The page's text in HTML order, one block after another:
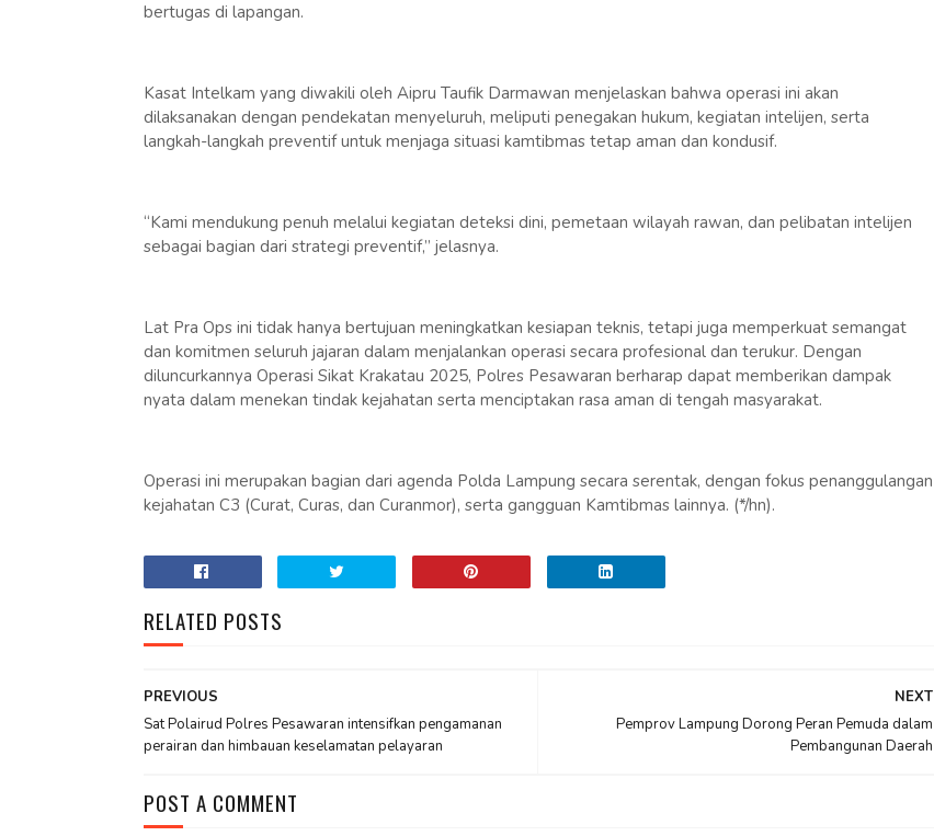
bertugas di lapangan.
Kasat Intelkam yang diwakili oleh Aipru Taufik Darmawan menjelaskan bahwa operasi ini akan
dilaksanakan dengan pendekatan menyeluruh, meliputi penegakan hukum, kegiatan intelijen, serta
langkah-langkah preventif untuk menjaga situasi kamtibmas tetap aman dan kondusif.
“Kami mendukung penuh melalui kegiatan deteksi dini, pemetaan wilayah rawan, dan pelibatan intelijen
sebagai bagian dari strategi preventif,” jelasnya.
Lat Pra Ops ini tidak hanya bertujuan meningkatkan kesiapan teknis, tetapi juga memperkuat semangat
dan komitmen seluruh jajaran dalam menjalankan operasi secara profesional dan terukur. Dengan
diluncurkannya Operasi Sikat Krakatau 2025, Polres Pesawaran berharap dapat memberikan dampak
nyata dalam menekan tindak kejahatan serta menciptakan rasa aman di tengah masyarakat.
Operasi ini merupakan bagian dari agenda Polda Lampung secara serentak, dengan fokus penanggulangan
kejahatan C3 (Curat, Curas, dan Curanmor), serta gangguan Kamtibmas lainnya. (*/hn).
RELATED POSTS
NEXT
Pemprov Lampung Dorong Peran Pemuda dalam
Pembangunan Daerah
PREVIOUS
Sat Polairud Polres Pesawaran intensifkan pengamanan
perairan dan himbauan keselamatan pelayaran
POST A COMMENT